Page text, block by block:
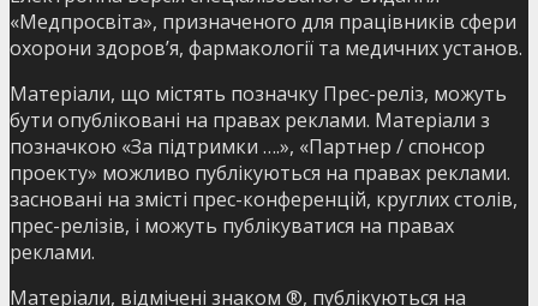
«Медпросвіта», призначеного для працівників сфери
охорони здоров’я, фармакології та медичних установ.
Матеріали, що містять позначку Прес-реліз, можуть
бути опубліковані на правах реклами. Матеріали з
позначкою «За підтримки ….», «Партнер / спонсор
проекту» можливо публікуються на правах реклами.
засновані на змісті прес-конференцій, круглих столів,
прес-релізів, і можуть публікуватися на правах
реклами.
Матеріали, відмічені знаком ®, публікуються на